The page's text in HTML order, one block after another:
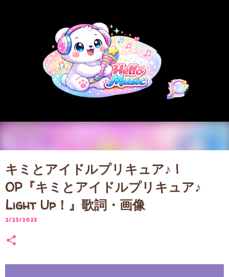
キミとアイドルプリキュア♪ |
OP『キミとアイドルプリキュア♪
Light Up！』歌詞・画像
2/23/2025